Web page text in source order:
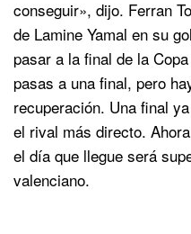
conseguir», dijo. Ferran
de Lamine Yamal en su
pasar a la final de la
pasas a una final, pero
recuperación. Una final
el rival más directo.
el día que llegue será
valenciano.